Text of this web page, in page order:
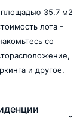
площадью 35.7 м2
лота -
со
и другое.